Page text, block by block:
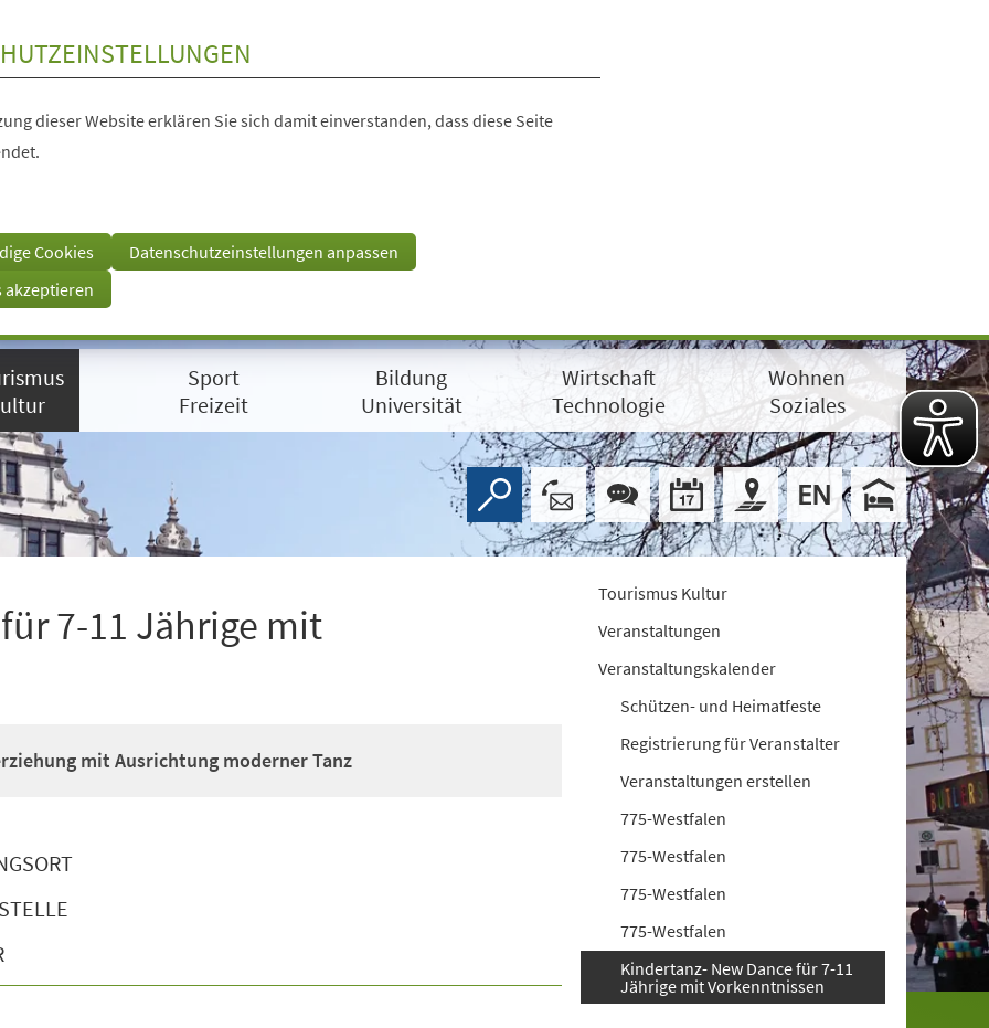
dieser Website erklären Sie sich damit einverstanden, dass diese Seite
Cookies
Datenschutzeinstellungen anpassen
akzeptieren
Sport
Freizeit
Bildung
Universität
Wirtschaft
Technologie
Wohnen
Soziales
7-11 Jährige mit
mit Ausrichtung moderner Tanz
Tourismus Kultur
Veranstaltungen
Veranstaltungskalender
Schützen- und Heimatfeste
Registrierung für Veranstalter
Veranstaltungen erstellen
775-Westfalen
775-Westfalen
775-Westfalen
775-Westfalen
Kindertanz- New Dance für 7-11
Jährige mit Vorkenntnissen